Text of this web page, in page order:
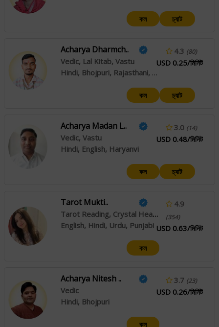
কল চ্যাট
Acharya Dharmch..
Vedic, Lal Kitab, Vastu
Hindi, Bhojpuri, Rajasthani, Haryanvi
4.3 (80)
USD 0.25/মিনিট
কল চ্যাট
Acharya Madan L..
Vedic, Vastu
Hindi, English, Haryanvi
3.0 (14)
USD 0.48/মিনিট
কল চ্যাট
Tarot Mukti..
Tarot Reading, Crystal Healing, Angel Reading
English, Hindi, Urdu, Punjabi
4.9
(354)
USD 0.63/মিনিট
কল
Acharya Nitesh ..
Vedic
Hindi, Bhojpuri
3.7 (23)
USD 0.26/মিনিট
কল